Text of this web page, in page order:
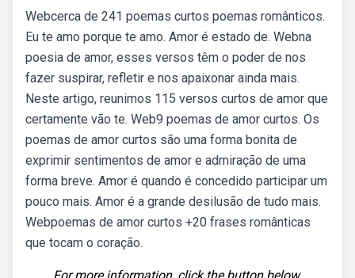
Webcerca de 241 poemas curtos poemas românticos.
Eu te amo porque te amo. Amor é estado de. Webna
poesia de amor, esses versos têm o poder de nos
fazer suspirar, refletir e nos apaixonar ainda mais.
Neste artigo, reunimos 115 versos curtos de amor que
certamente vão te. Web9 poemas de amor curtos. Os
poemas de amor curtos são uma forma bonita de
exprimir sentimentos de amor e admiração de uma
forma breve. Amor é quando é concedido participar um
pouco mais. Amor é a grande desilusão de tudo mais.
Webpoemas de amor curtos +20 frases românticas
que tocam o coração.